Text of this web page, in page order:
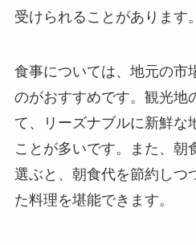
受けられることがあります。
食事については、地元の市
のがおすすめです。観光地
て、リーズナブルに新鮮な
ことが多いです。また、朝
選ぶと、朝食代を節約しつ
た料理を堪能できます。